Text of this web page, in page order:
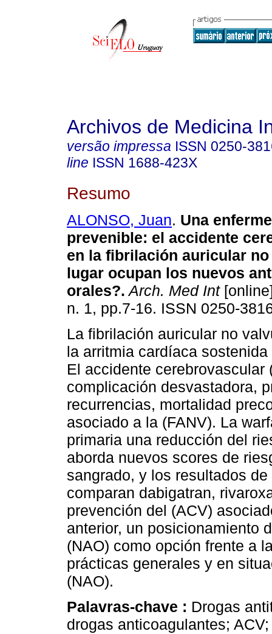
Archivos de Medicina
versão impressa ISSN 0250-
line ISSN 1688-423X
Resumo
ALONSO, Juan. Una
prevenible: el accidente
en la fibrilación auricular
lugar ocupan los nuevos
orales?. Arch. Med Int
n. 1, pp.7-16. ISSN 0250-
La fibrilación auricular no
la arritmia cardíaca
El accidente
complicación desvastadora,
recurrencias, mortalidad
asociado a la (FANV). La
primaria una reducción del
aborda nuevos scores de
sangrado, y los resultados
comparan dabigatran,
prevención del (ACV)
anterior, un posicionamiento
(NAO) como opción frente a
prácticas generales y en
(NAO).
Palavras-chave : Drogas
drogas anticoagulantes;